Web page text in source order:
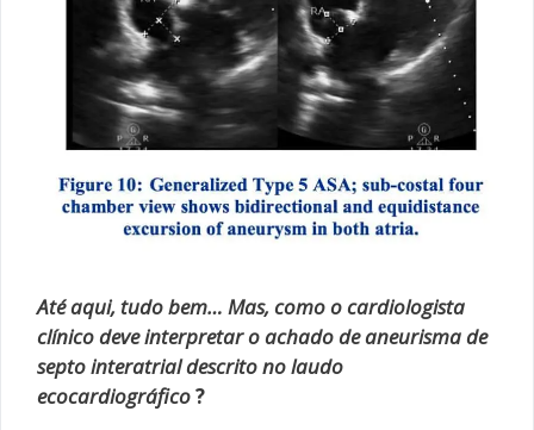
Até aqui, tudo bem… Mas, como o cardiologista
clínico deve interpretar o achado de aneurisma de
septo interatrial descrito no laudo
ecocardiográfico?